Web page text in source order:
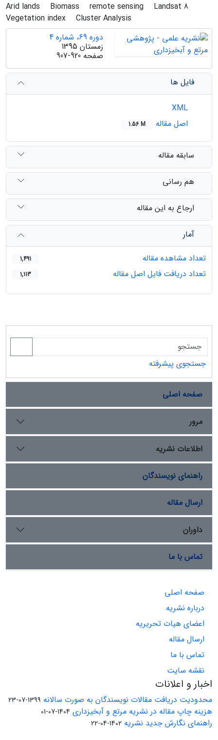
Arid lands Biomass remote sensing
Landsat 8
Vegetation index
Cluster Analysis
دوره 69، شماره 4
زمستان 1395
صفحه 907-920
فایل ها
اصل مقاله
1.56 M
سابقه مقاله
هم رسانی
ارجاع به این مقاله
آمار
تعداد مشاهده مقاله
1,491
تعداد دریافت فایل اصل مقاله 1,113
جستجوی پیشرفته
صفحه اصلی
مرور
اطلاعات نشریه
راهنمای نویسندگان
ارسال مقاله
داوران
تماس با ما
صفحه اصلی
درباره نشریه
اعضای هیات تحریریه
ارسال مقاله
تماس با ما
نقشه سایت
اخبار و اعلانات
محدودیت دریافت مقالات نویسندگان به صورت سالانه 1399-07-23
هزینه چاپ مقاله در نشریه مرتع و آبخیزداری 1404-07-01
راهنمای نگارش جدید نشریه 1402-04-22